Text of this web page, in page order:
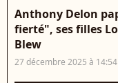
Anthony Delon
fierté", ses filles
Blew
27 décembre 2025 à 14:54